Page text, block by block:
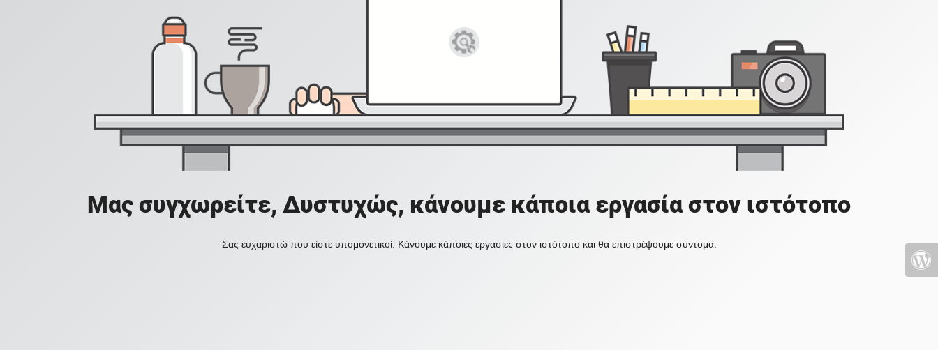
Μας συγχωρείτε, Δυστυχώς, κάνουμε κάποια εργασία στον ιστότοπο
Σας ευχαριστώ που είστε υπομονετικοί. Κάνουμε κάποιες εργασίες στον ιστότοπο και θα επιστρέψουμε σύντομα.